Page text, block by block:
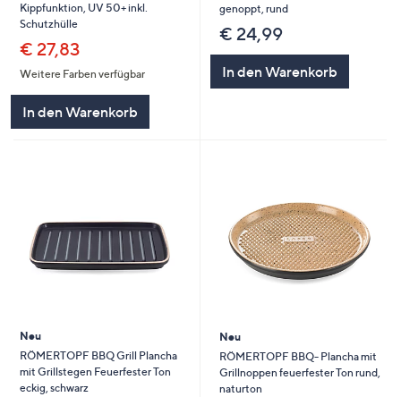
Kippfunktion, UV 50+ inkl.
Schutzhülle
€ 27,83
Weitere Farben verfügbar
In den Warenkorb
genoppt, rund
€ 24,99
In den Warenkorb
Neu
RÖMERTOPF BBQ Grill Plancha
mit Grillstegen Feuerfester Ton
eckig, schwarz
Neu
RÖMERTOPF BBQ- Plancha mit
Grillnoppen feuerfester Ton rund,
naturton